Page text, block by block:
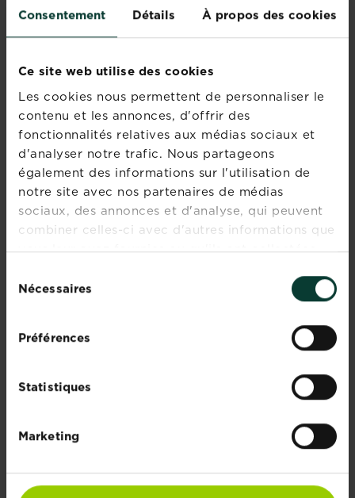
Consentement Détails À propos des cookies
Ce site web utilise des cookies
Les cookies nous permettent de personnaliser le
contenu et les annonces, d'offrir des
fonctionnalités relatives aux médias sociaux et
d'analyser notre trafic. Nous partageons
également des informations sur l'utilisation de
notre site avec nos partenaires de médias
sociaux, des annonces et d'analyse, qui peuvent
combiner celles-ci avec d'autres informations que
vous leur avez fournies ou qu'ils ont collectées
duNécessaires
Préférences
Statistiques
Marketing
Join our
Newsletter
Get seasonal marketing
tips straight to your
Discover all articles